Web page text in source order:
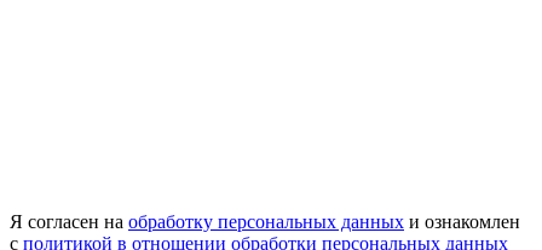
Я согласен на обработку персональных данных и ознакомлен
с политикой в отношении обработки персональных данных